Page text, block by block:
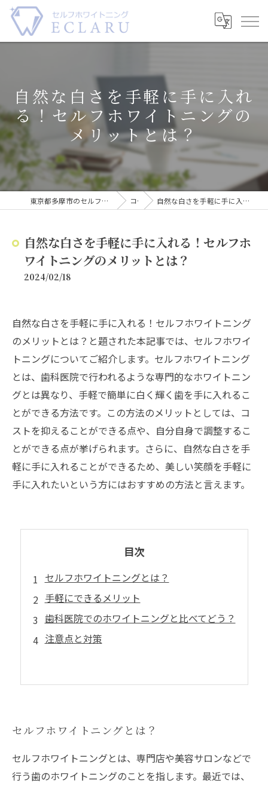
自然な白さを手軽に手に入れ
る！セルフホワイトニングの
メリットとは？
東京都多摩市のセルフホワイトニングならECLARU-エクラル- コラム 自然な白さを手軽に手に入れる！セルフホワイトニングのメリットとは？
自然な白さを手軽に手に入れる！セルフホ
ワイトニングのメリットとは？
2024/02/18
自然な白さを手軽に手に入れる！セルフホワイトニング
のメリットとは？と題された本記事では、セルフホワイ
トニングについてご紹介します。セルフホワイトニング
とは、歯科医院で行われるような専門的なホワイトニン
グとは異なり、手軽で簡単に白く輝く歯を手に入れるこ
とができる方法です。この方法のメリットとしては、コ
ストを抑えることができる点や、自分自身で調整するこ
とができる点が挙げられます。さらに、自然な白さを手
軽に手に入れることができるため、美しい笑顔を手軽に
手に入れたいという方にはおすすめの方法と言えます。
目次
セルフホワイトニングとは？
手軽にできるメリット
歯科医院でのホワイトニングと比べてどう？
注意点と対策
セルフホワイトニングとは？
セルフホワイトニングとは、専門店や美容サロンなどで
行う歯のホワイトニングのことを指します。最近では、